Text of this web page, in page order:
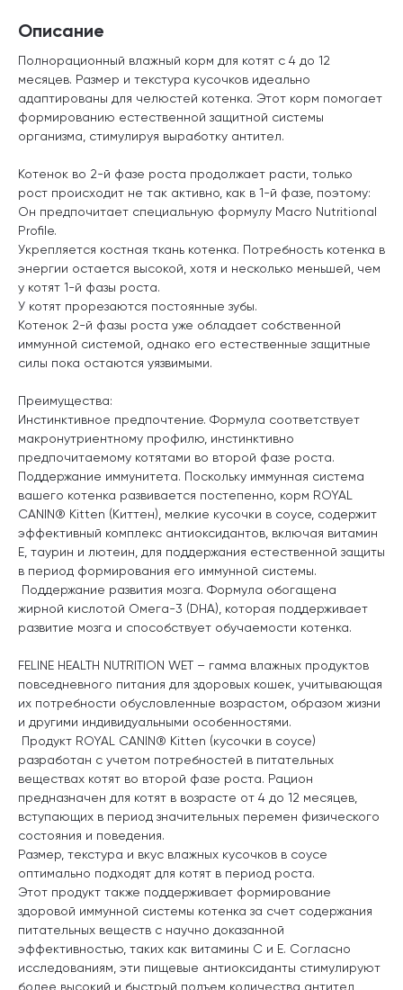
Описание
Полнорационный влажный корм для котят с 4 до 12
месяцев. Размер и текстура кусочков идеально
адаптированы для челюстей котенка. Этот корм помогает
формированию естественной защитной системы
организма, стимулируя выработку антител.
Котенок во 2-й фазе роста продолжает расти, только
рост происходит не так активно, как в 1-й фазе, поэтому:
Он предпочитает специальную формулу Macro Nutritional
Profile.
Укрепляется костная ткань котенка. Потребность котенка в
энергии остается высокой, хотя и несколько меньшей, чем
у котят 1-й фазы роста.
У котят прорезаются постоянные зубы.
Котенок 2-й фазы роста уже обладает собственной
иммунной системой, однако его естественные защитные
силы пока остаются уязвимыми.
Преимущества:
Инстинктивное предпочтение. Формула соответствует
макронутриентному профилю, инстинктивно
предпочитаемому котятами во второй фазе роста.
Поддержание иммунитета. Поскольку иммунная система
вашего котенка развивается постепенно, корм ROYAL
CANIN® Kitten (Киттен), мелкие кусочки в соусе, содержит
эффективный комплекс антиоксидантов, включая витамин
Е, таурин и лютеин, для поддержания естественной защиты
в период формирования его иммунной системы.
Поддержание развития мозга. Формула обогащена
жирной кислотой Омега-3 (DHA), которая поддерживает
развитие мозга и способствует обучаемости котенка.
FELINE HEALTH NUTRITION WET – гамма влажных продуктов
повседневного питания для здоровых кошек, учитывающая
их потребности обусловленные возрастом, образом жизни
и другими индивидуальными особенностями.
Продукт ROYAL CANIN® Kitten (кусочки в соусе)
разработан с учетом потребностей в питательных
веществах котят во второй фазе роста. Рацион
предназначен для котят в возрасте от 4 до 12 месяцев,
вступающих в период значительных перемен физического
состояния и поведения.
Размер, текстура и вкус влажных кусочков в соусе
оптимально подходят для котят в период роста.
Этот продукт также поддерживает формирование
здоровой иммунной системы котенка за счет содержания
питательных веществ с научно доказанной
эффективностью, таких как витамины С и Е. Согласно
исследованиям, эти пищевые антиоксиданты стимулируют
более высокий и быстрый подъем количества антител